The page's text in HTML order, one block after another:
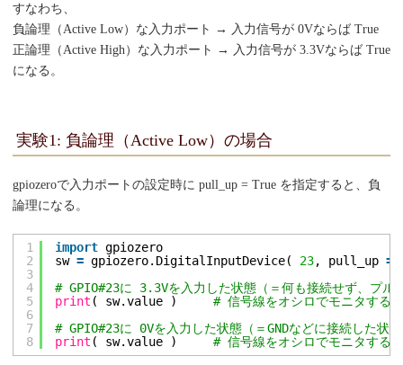
すなわち、
負論理（Active Low）な入力ポート → 入力信号が 0Vならば True
正論理（Active High）な入力ポート → 入力信号が 3.3Vならば True
になる。
実験1: 負論理（Active Low）の場合
gpiozeroで入力ポートの設定時に pull_up = True を指定すると、負
論理になる。
1
2
3
4
5
6
7
8
import gpiozero
sw = gpiozero.DigitalInputDevice( 23, pull_up =
# GPIO#23に 3.3Vを入力した状態（＝何も接続せず、プル
print ( sw.value ) # 信号線をオシロでモニタす
# GPIO#23に 0Vを入力した状態（＝GNDなどに接続した状
print ( sw.value ) # 信号線をオシロでモニタす